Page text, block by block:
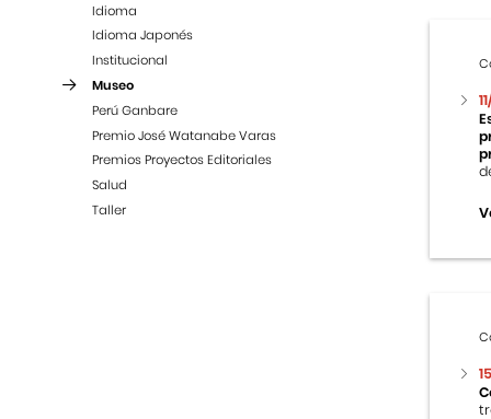
Idioma
Idioma Japonés
Institucional
Museo
Perú Ganbare
Premio José Watanabe Varas
Premios Proyectos Editoriales
Salud
Taller